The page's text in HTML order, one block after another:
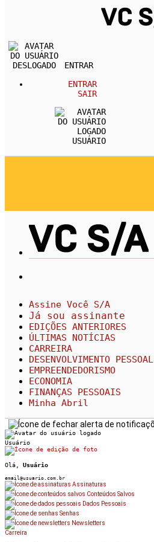
ENTRAR
ENTRAR
SAIR
USUÁRIO
Assine Você S/A
Já sou assinante
EDIÇÕES ANTERIORES
ÚLTIMAS NOTÍCIAS
CARREIRA
DESENVOLVIMENTO PESSOAL
EMPREENDEDORISMO
ECONOMIA
FINANÇAS PESSOAIS
Minha Abril
Usuário
Olá, Usuário
email@usuario.com.br
Assinaturas
Conteúdos Salvos
Dados Pessoais
Senhas
Newsletters
Carreira